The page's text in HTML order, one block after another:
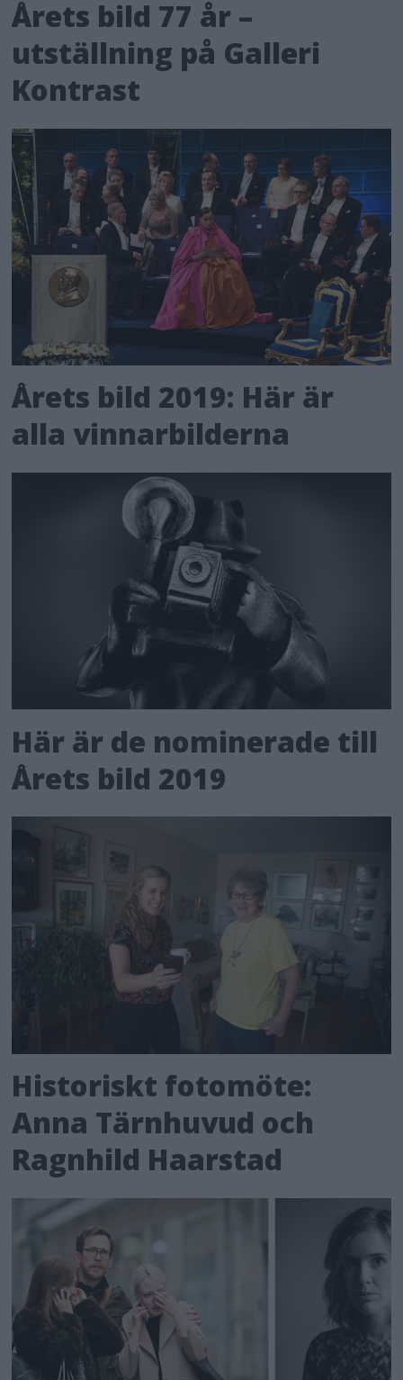
Årets bild 77 år –
utställning på Galleri
Kontrast
Årets bild 2019: Här är
alla vinnarbilderna
Här är de nominerade till
Årets bild 2019
Historiskt fotomöte:
Anna Tärnhuvud och
Ragnhild Haarstad